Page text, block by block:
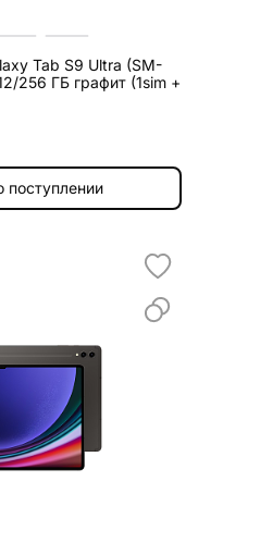
Tab S9 Ultra (SM-
поступлении